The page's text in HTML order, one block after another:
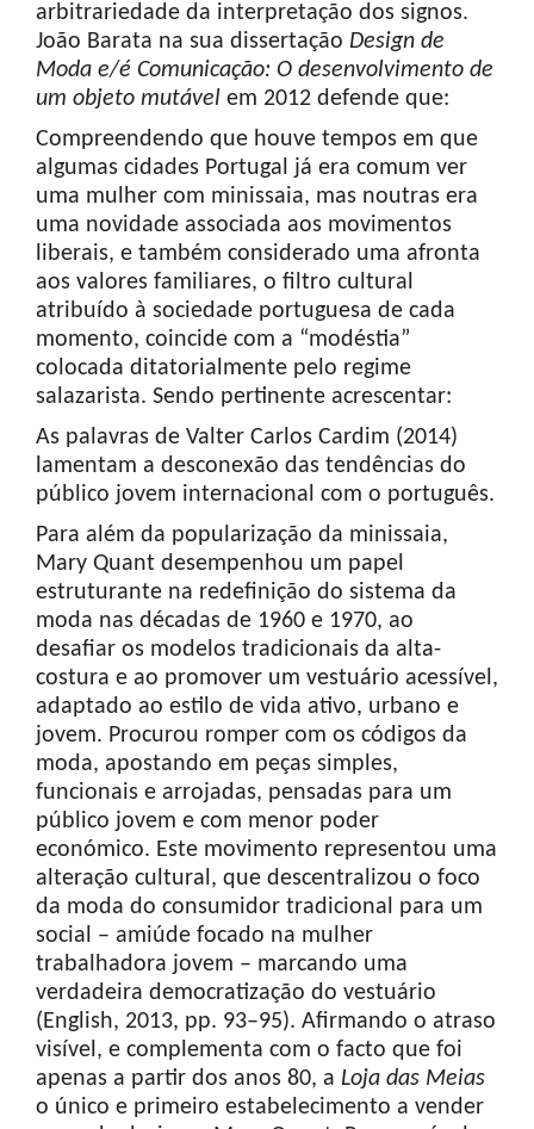
arbitrariedade da interpretação dos signos.
João Barata na sua dissertação Design de
Moda e/é Comunicação: O desenvolvimento de
um objeto mutável em 2012 defende que:
Compreendendo que houve tempos em que
algumas cidades Portugal já era comum ver
uma mulher com minissaia, mas noutras era
uma novidade associada aos movimentos
liberais, e também considerado uma afronta
aos valores familiares, o filtro cultural
atribuído à sociedade portuguesa de cada
momento, coincide com a “modéstia”
colocada ditatorialmente pelo regime
salazarista. Sendo pertinente acrescentar:
As palavras de Valter Carlos Cardim (2014)
lamentam a desconexão das tendências do
público jovem internacional com o português.
Para além da popularização da minissaia,
Mary Quant desempenhou um papel
estruturante na redefinição do sistema da
moda nas décadas de 1960 e 1970, ao
desafiar os modelos tradicionais da alta-
costura e ao promover um vestuário acessível,
adaptado ao estilo de vida ativo, urbano e
jovem. Procurou romper com os códigos da
moda, apostando em peças simples,
funcionais e arrojadas, pensadas para um
público jovem e com menor poder
económico. Este movimento representou uma
alteração cultural, que descentralizou o foco
da moda do consumidor tradicional para um
social – amiúde focado na mulher
trabalhadora jovem – marcando uma
verdadeira democratização do vestuário
(English, 2013, pp. 93–95). Afirmando o atraso
visível, e complementa com o facto que foi
apenas a partir dos anos 80, a Loja das Meias
o único e primeiro estabelecimento a vender